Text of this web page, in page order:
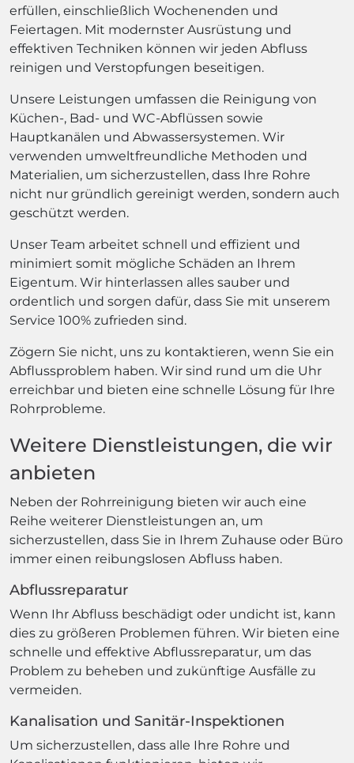
erfüllen, einschließlich Wochenenden und
Feiertagen. Mit modernster Ausrüstung und
effektiven Techniken können wir jeden Abfluss
reinigen und Verstopfungen beseitigen.
Unsere Leistungen umfassen die Reinigung von
Küchen-, Bad- und WC-Abflüssen sowie
Hauptkanälen und Abwassersystemen. Wir
verwenden umweltfreundliche Methoden und
Materialien, um sicherzustellen, dass Ihre Rohre
nicht nur gründlich gereinigt werden, sondern auch
geschützt werden.
Unser Team arbeitet schnell und effizient und
minimiert somit mögliche Schäden an Ihrem
Eigentum. Wir hinterlassen alles sauber und
ordentlich und sorgen dafür, dass Sie mit unserem
Service 100% zufrieden sind.
Zögern Sie nicht, uns zu kontaktieren, wenn Sie ein
Abflussproblem haben. Wir sind rund um die Uhr
erreichbar und bieten eine schnelle Lösung für Ihre
Rohrprobleme.
Weitere Dienstleistungen, die wir
anbieten
Neben der Rohrreinigung bieten wir auch eine
Reihe weiterer Dienstleistungen an, um
sicherzustellen, dass Sie in Ihrem Zuhause oder Büro
immer einen reibungslosen Abfluss haben.
Abflussreparatur
Wenn Ihr Abfluss beschädigt oder undicht ist, kann
dies zu größeren Problemen führen. Wir bieten eine
schnelle und effektive Abflussreparatur, um das
Problem zu beheben und zukünftige Ausfälle zu
vermeiden.
Kanalisation und Sanitär-Inspektionen
Um sicherzustellen, dass alle Ihre Rohre und